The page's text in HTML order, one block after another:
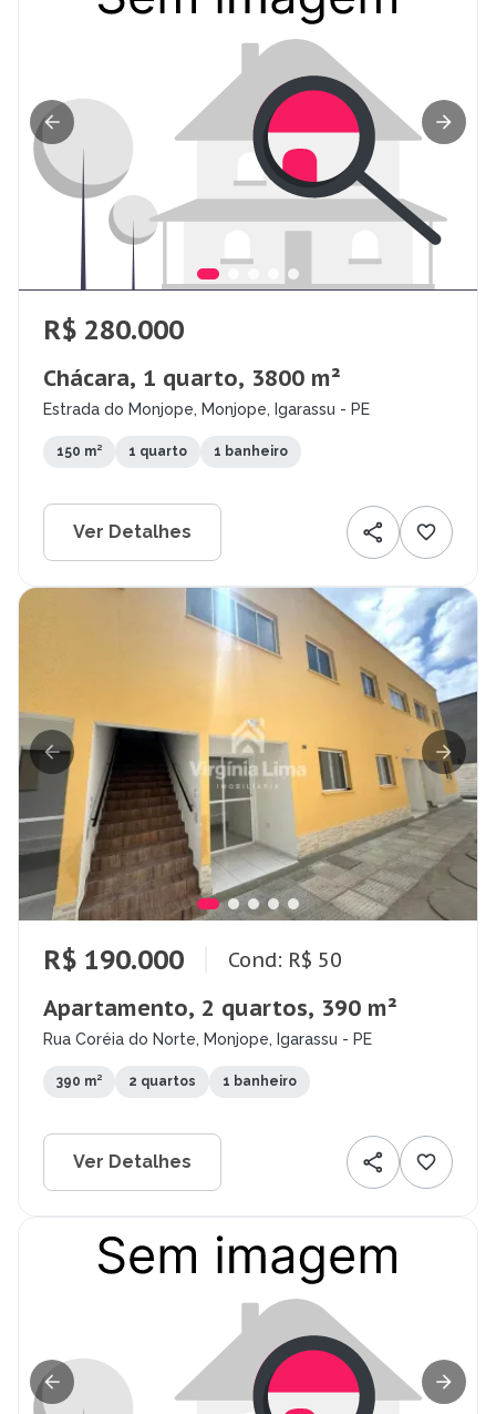
R$ 280.000
Chácara, 1 quarto, 3800 m²
Estrada do Monjope, Monjope, Igarassu - PE
150 m² 1 quarto 1 banheiro
Ver Detalhes
R$ 190.000 Cond: R$ 50
Apartamento, 2 quartos, 390 m²
Rua Coréia do Norte, Monjope, Igarassu - PE
390 m² 2 quartos 1 banheiro
Ver Detalhes